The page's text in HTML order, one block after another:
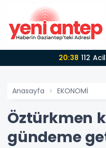
20:38 112
Anasayfa EKONOMİ
Öztürkmen
gündeme